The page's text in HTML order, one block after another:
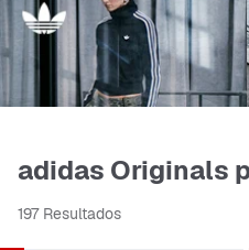
adidas Originals
197 Resultados